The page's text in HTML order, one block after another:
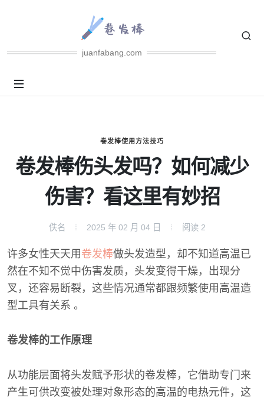
juanfabang.com
卷发棒使用方法技巧
卷发棒伤头发吗？如何减少
伤害？看这里有妙招
佚名 2025 年 02 月 04 日 阅读 2
许多女性天天用 卷发棒做头发造型，却不知道高温已
然在不知不觉中伤害发质，头发变得干燥，出现分
叉，还容易断裂，这些情况通常都跟频繁使用高温造
型工具有关系 。
卷发棒的工作原理
从功能层面将头发赋予形状的卷发棒，它借助专门来
产生可供改变被处理对象形态的高温的电热元件，这